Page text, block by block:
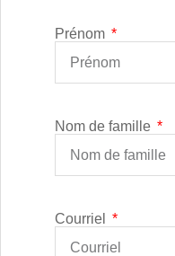
Prénom
Nom de famille
Courriel